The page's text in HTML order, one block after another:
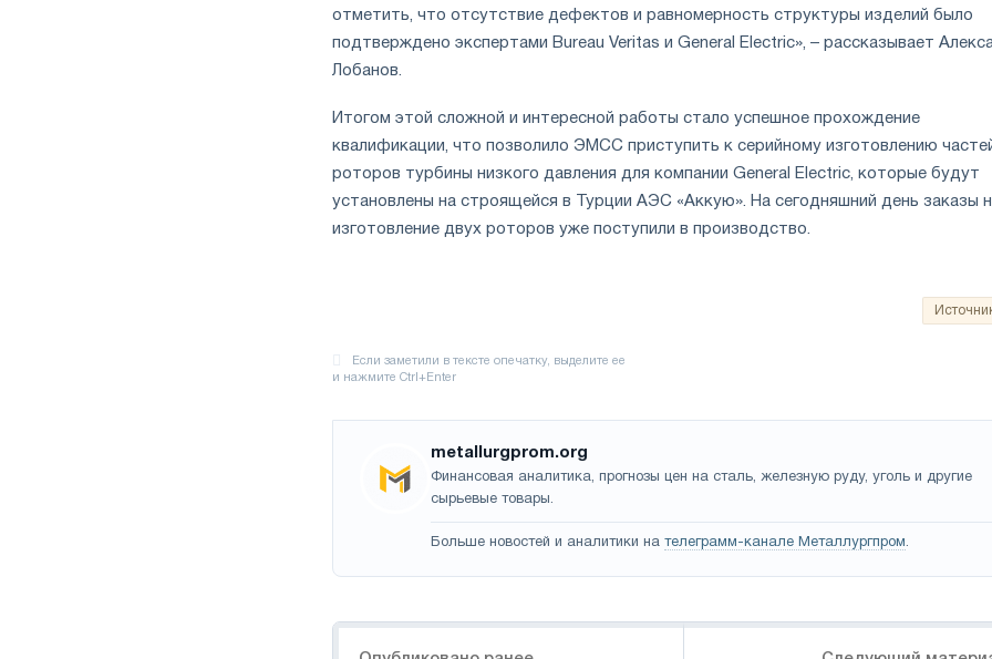
отметить, что отсутствие дефектов и равномерность структуры изделий было
подтверждено экспертами Bureau Veritas и General Electric», – рассказывает
Лобанов.
Итогом этой сложной и интересной работы стало успешное прохождение
квалификации, что позволило ЭМСС приступить к серийному изготовлению
роторов турбины низкого давления для компании General Electric, которые будут
установлены на строящейся в Турции АЭС «Аккую». На сегодняшний день заказы
изготовление двух роторов уже поступили в производство.
metallurgprom.org
Финансовая аналитика, прогнозы цен на сталь, железную руду, уголь и другие
сырьевые товары.
Больше новостей и аналитики на телеграмм-канале Металлургпром.